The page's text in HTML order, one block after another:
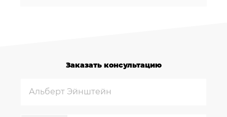
Заказать консультацию